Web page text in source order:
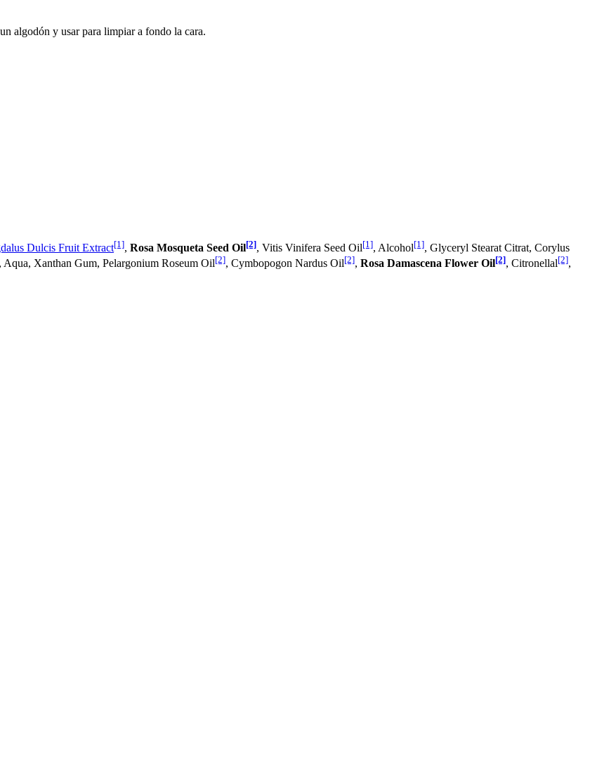
algodón y usar para limpiar a fondo la cara.
Dulcis Fruit Extract[1], Rosa Mosqueta Seed Oil[2], Vitis Vinifera Seed Oil[1], Alcohol[1], Glyceryl Stearat Citrat, Corylus
, Aqua, Xanthan Gum, Pelargonium Roseum Oil[2], Cymbopogon Nardus Oil[2], Rosa Damascena Flower Oil[2], Citronellal[2],